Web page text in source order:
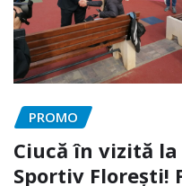
PROMO
Ciucă în vizită
Sportiv Florești!